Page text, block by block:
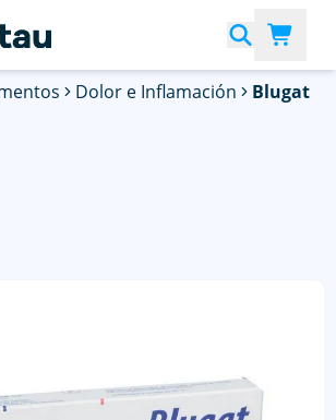
Dolor e Inflamación Blugat